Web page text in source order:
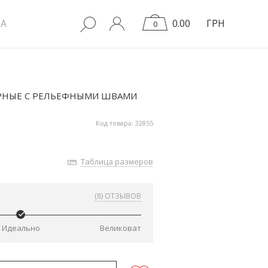
0 0.00 ГРН
С РЕЛЬЕФНЫМИ ШВАМИ
Код товара: 32855
Таблица размеров
(8) ОТЗЫВОВ
Идеально Великоват